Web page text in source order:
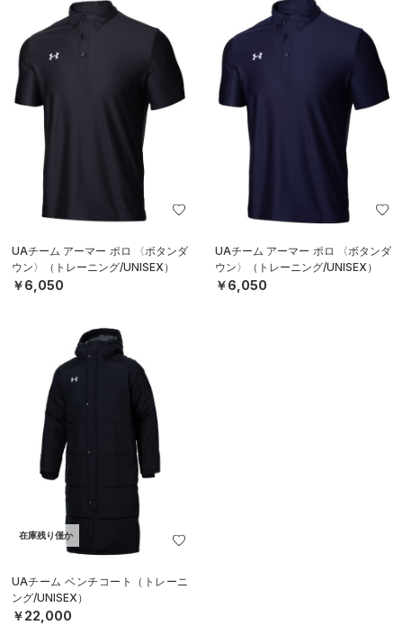
UAチーム アーマー ポロ 〈ボタンダ
ウン〉（トレーニング/UNISEX）
￥6,050
UAチーム アーマー ポロ 〈ボタンダ
ウン〉（トレーニング/UNISEX）
￥6,050
在庫残り僅か
UAチーム ベンチコート（トレーニ
ング/UNISEX）
￥22,000